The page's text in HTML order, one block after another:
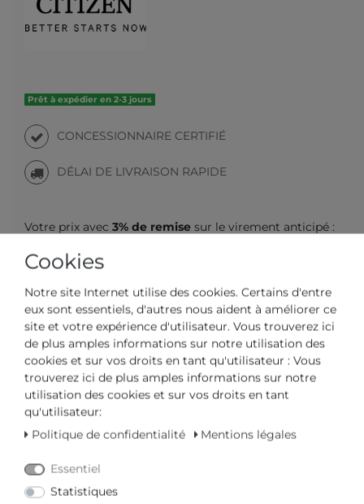
Prêt à expédier en 2-3 jours
CONCESSIONNAIRE CERTIFIÉ
DÉLAI DE LIVRAISON RAPIDE
Votre prix avec 3% de remise sur le virement anticipé :
Liste d'envies Question sur l'article Offre
Unfortunately, this item is currently out of stock. You
can use our contact formhereif you want more
information.
Cookies
Notre site Internet utilise des cookies. Certains d'entre
eux sont essentiels, d'autres nous aident à améliorer ce
site et votre expérience d'utilisateur. Vous trouverez ici
de plus amples informations sur notre utilisation des
cookies et sur vos droits en tant qu'utilisateur : Vous
trouverez ici de plus amples informations sur notre
utilisation des cookies et sur vos droits en tant
qu'utilisateur:
Politique de confidentialité
Mentions légales
Essentiel
Statistiques